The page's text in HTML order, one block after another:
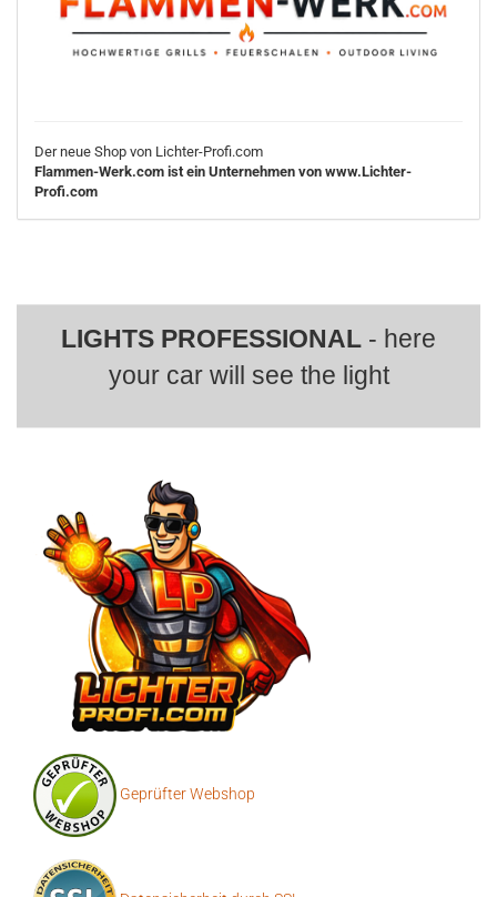
Der neue Shop von Lichter-Profi.com
Flammen-Werk.com ist ein Unternehmen von www.Lichter-
Profi.com
LIGHTS PROFESSIONAL - here
your car will see the light
Geprüfter Webshop